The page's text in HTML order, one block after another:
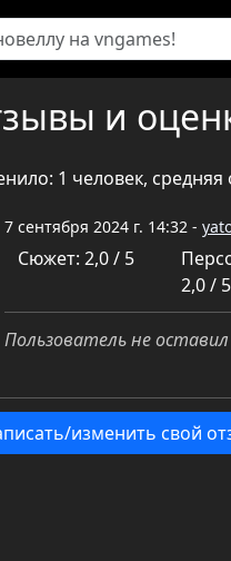
и
1 человек, средняя
7 сентября 2024 г. 14:32 -
Сюжет: 2,0 / 5
2,0 / 5
Пользователь не
изменить свой